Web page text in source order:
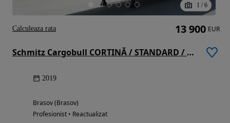
1 / 6
Schmitz Cargobull CORTINĂ / STANDARD / 2x AXE RIDICATIVE / SAF / PRELATĂ ARMATĂ /
2019
Brasov (Brasov)
Profesionist • Reactualizat
13 900 EUR
Calculeaza rata